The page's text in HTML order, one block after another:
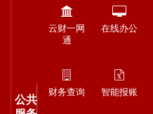
公共
云财一网
通
在线办公
财务查询 智能报账